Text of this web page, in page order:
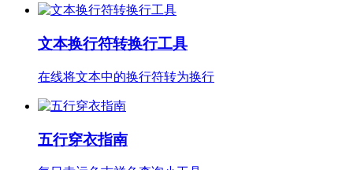
文本换行符转换行工具
在线将文本中的换行符转为换行
五行穿衣指南